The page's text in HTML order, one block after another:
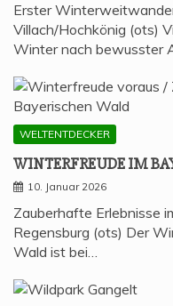
Erster
Villach/Hochkönig (ots)
Winter nach bewusster
WELTENTDECKER
WIN­TER­FREU­DE IM
10. Januar 2026
Zauberhafte Erlebnisse
Regensburg (ots) Der
Wald ist bei…